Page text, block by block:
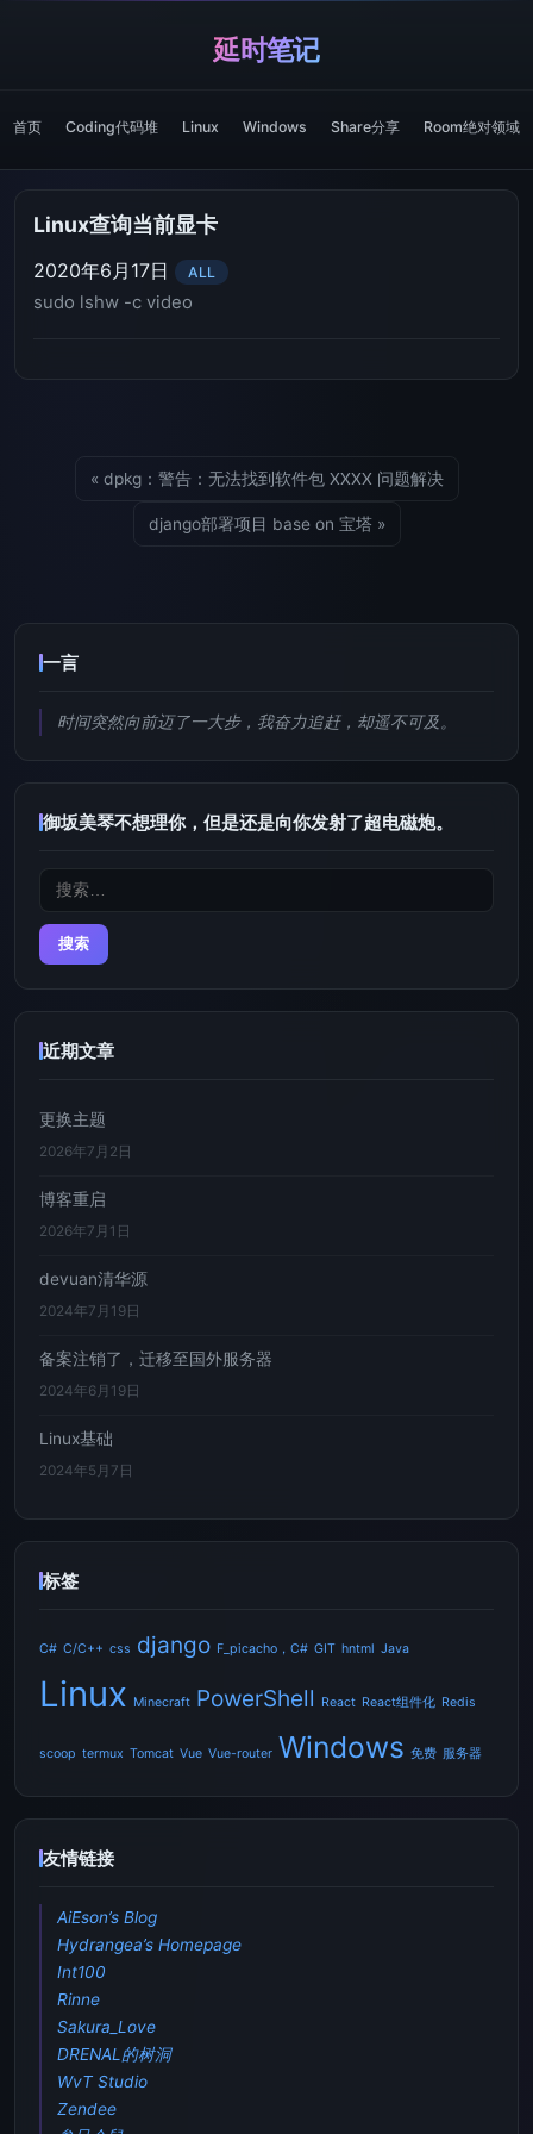
延时笔记
首页 Coding代码堆 Linux Windows Share分享 Room绝对领域
Linux查询当前显卡
2020年6月17日 ALL
sudo lshw -c video
« dpkg：警告：无法找到软件包 XXXX 问题解决
django部署项目 base on 宝塔 »
一言
时间突然向前迈了一大步，我奋力追赶，却遥不可及。
御坂美琴不想理你，但是还是向你发射了超电磁炮。
搜
近期文章
更换主题
2026年7月2日
博客重启
2026年7月1日
devuan清华源
2024年7月19日
备案注销了，迁移至国外服务器
2024年6月19日
Linux基础
2024年5月7日
标签
C# C/C++ css django F_picacho，C# GIT hntml Java
Linux Minecraft PowerShell React React组件化 Redis
scoop termux Tomcat Vue Vue-router Windows 免费 服务器
友情链接
AiEson’s Blog
Hydrangea’s Homepage
Int100
Rinne
Sakura_Love
DRENAL的树洞
WvT Studio
Zendee